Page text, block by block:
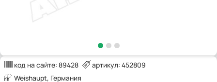
код на сайте: 89428
артикул: 452809
Weishaupt, Германия